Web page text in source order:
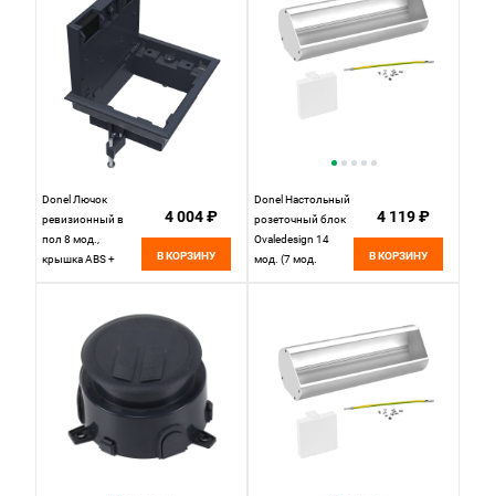
Donel Лючок
ревизионный в
пол 8 мод.,
крышка ABS +
4 004 ₽
В КОРЗИНУ
Donel Настольный
розеточный блок
Ovaledesign 14
мод. (7 мод.
4 119 ₽
В КОРЗИНУ